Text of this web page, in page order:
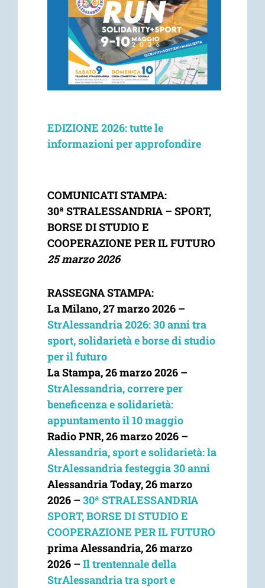
EDIZIONE 2026: tutte le
informazioni per approfondire
COMUNICATI STAMPA:
30ª STRALESSANDRIA – SPORT,
BORSE DI STUDIO E
COOPERAZIONE PER IL FUTURO
25 marzo 2026
RASSEGNA STAMPA:
La Milano, 27 marzo 2026 –
StrAlessandria 2026: 30 anni tra
sport, solidarietà e borse di studio
per il futuro
La Stampa,26 marzo 2026–
StrAlessandria, correre per
beneficenza e solidarietà:
appuntamento il 10 maggio
Radio PNR,26 marzo 2026 –
Alessandria, sport e solidarietà: la
StrAlessandria festeggia 30 anni
Alessandria Today,26 marzo
2026 – 30ª STRALESSANDRIA
SPORT, BORSE DI STUDIO E
COOPERAZIONE PER IL FUTURO
prima Alessandria,26 marzo
2026 – Il trentennale della
StrAlessandria tra sport e